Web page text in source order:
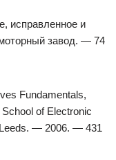
исправленное и
завод. — 74
Fundamentals,
of Electronic
— 2006. — 431